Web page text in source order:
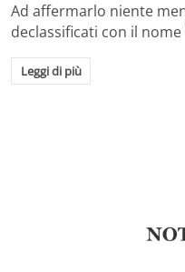
Ad affermarlo niente
declassificati con il
Leggi di più